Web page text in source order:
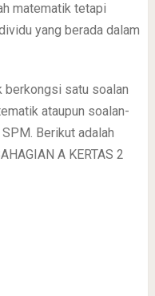
matematik tetapi
yang berada dalam
berkongsi satu soalan
ataupun soalan-
Berikut adalah
A KERTAS 2